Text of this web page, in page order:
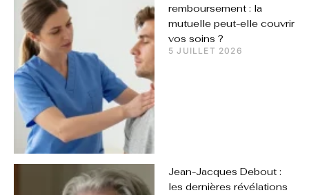
remboursement : la
mutuelle peut-elle couvrir
vos soins ?
5 JUILLET 2026
Jean-Jacques Debout :
les dernières révélations